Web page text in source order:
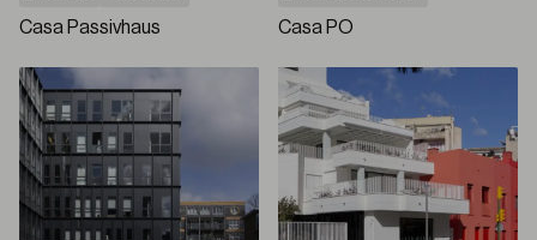
Casa Passivhaus Casa PO